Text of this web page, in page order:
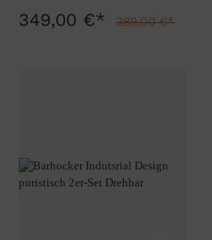
349,00 €* 389,00 €*